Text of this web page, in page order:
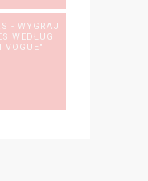
- WYGRAJ
WEDŁUG
VOGUE"